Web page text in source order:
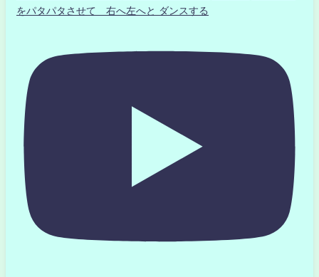
をパタパタさせて 右へ左へと ダンスする